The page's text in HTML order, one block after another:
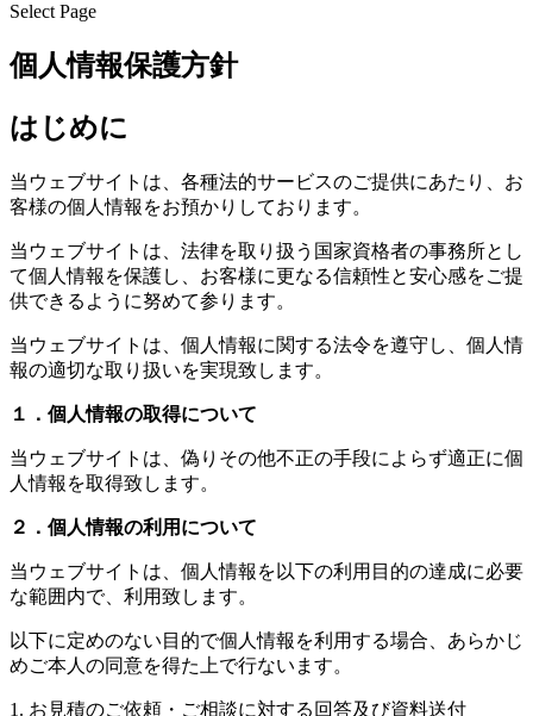
Select Page
個人情報保護方針
はじめに
当ウェブサイトは、各種法的サービスのご提供にあたり、お
客様の個人情報をお預かりしております。
当ウェブサイトは、法律を取り扱う国家資格者の事務所とし
て個人情報を保護し、お客様に更なる信頼性と安心感をご提
供できるように努めて参ります。
当ウェブサイトは、個人情報に関する法令を遵守し、個人情
報の適切な取り扱いを実現致します。
１．個人情報の取得について
当ウェブサイトは、偽りその他不正の手段によらず適正に個
人情報を取得致します。
２．個人情報の利用について
当ウェブサイトは、個人情報を以下の利用目的の達成に必要
な範囲内で、利用致します。
以下に定めのない目的で個人情報を利用する場合、あらかじ
めご本人の同意を得た上で行ないます。
1. お見積のご依頼・ご相談に対する回答及び資料送付